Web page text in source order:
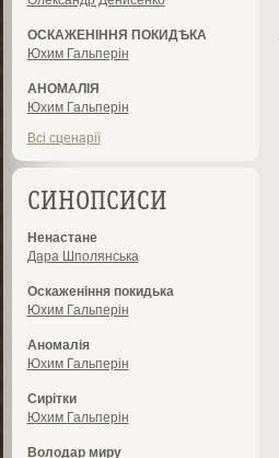
ОСКАЖЕНІННЯ ПОКИДѢКА
Юхим Гальперін
АНОМАЛІЯ
Юхим Гальперін
Всі сценарії
СИНОПСИСИ
Ненастане
Дара Шполянська
Оскаженіння покидька
Юхим Гальперін
Аномалія
Юхим Гальперін
Сирітки
Юхим Гальперін
Володар миру